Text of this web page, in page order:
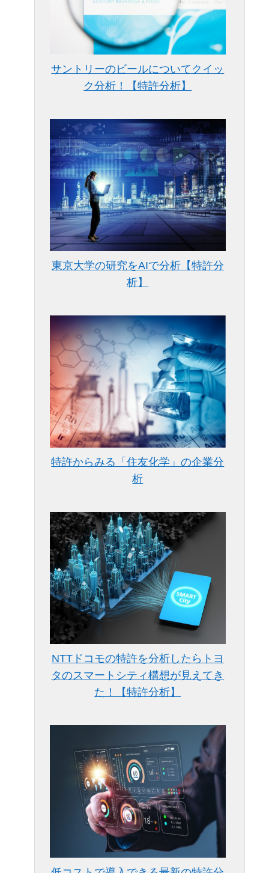
サントリーのビールについてクイッ
ク分析！【特許分析】
東京大学の研究をAIで分析【特許分
析】
特許からみる「住友化学」の企業分
析
NTTドコモの特許を分析したらトヨ
タのスマートシティ構想が見えてき
た！【特許分析】